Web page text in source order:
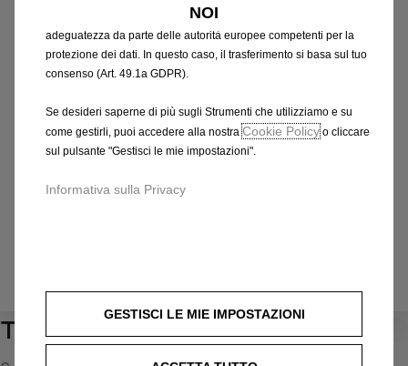
Scegli il metodo per riconoscere il tuo veicolo e inserisci
le informazioni necessarie per visualizzare gli accessori
Numero targa
Modello
VIN
Numero targa*
Terminali di scarico
NOI
che potrebbero non aver ancora ricevuto una decisione di
adeguatezza da parte delle autorità europee competenti per la
protezione dei dati. In questo caso, il trasferimento si basa sul tuo
consenso (Art. 49.1a GDPR).
Se desideri saperne di più sugli Strumenti che utilizziamo e su
come gestirli, puoi accedere alla nostraCookie Policyo cliccare
sul pulsante "Gestisci le mie impostazioni".
Informativa sulla Privacy
GESTISCI LE MIE IMPOSTAZIONI